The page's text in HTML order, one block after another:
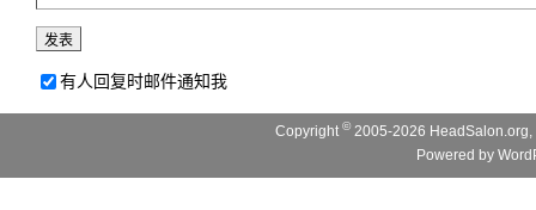
有人回复时邮件通知我
Copyright © 2005-2026
Powered by